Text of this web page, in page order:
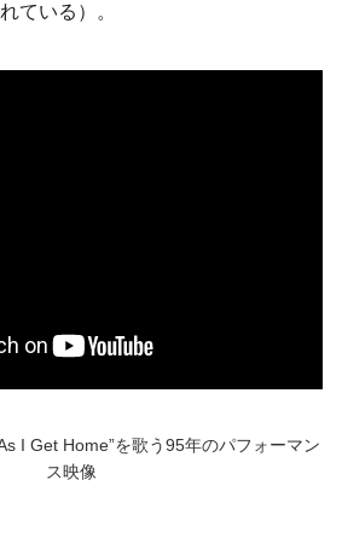
ている）。
I Get Home”を歌う95年のパフォーマン
ス映像